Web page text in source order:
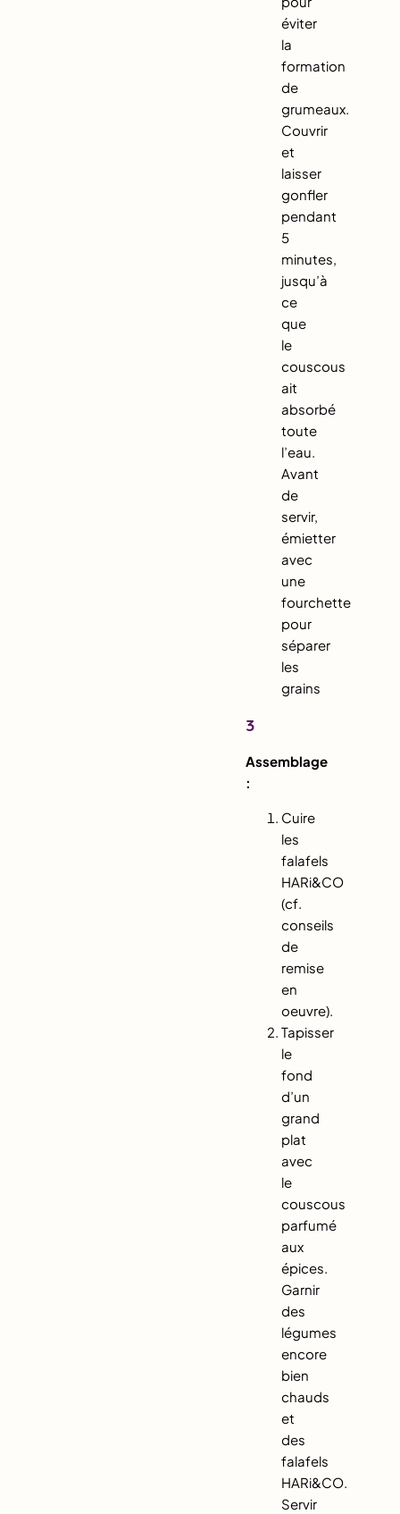
éviter
la
formation
de
grumeaux.
Couvrir
et
laisser
gonfler
pendant
5
minutes,
jusqu’à
ce
que
le
couscous
ait
absorbé
toute
l’eau.
Avant
de
servir,
émietter
avec
une
fourchette
pour
séparer
les
grains
3
Assemblage
:
Cuire
les
falafels
HARi&CO
(cf.
conseils
de
remise
en
oeuvre).
Tapisser
le
fond
d’un
grand
plat
avec
le
couscous
parfumé
aux
épices.
Garnir
des
légumes
encore
bien
chauds
et
des
falafels
HARi&CO.
Servir